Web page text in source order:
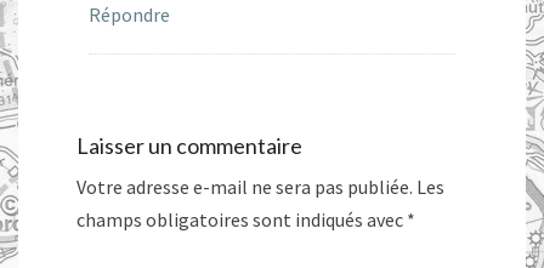
Répondre
Laisser un commentaire
Votre adresse e-mail ne sera pas publiée. Les
champs obligatoires sont indiqués avec *